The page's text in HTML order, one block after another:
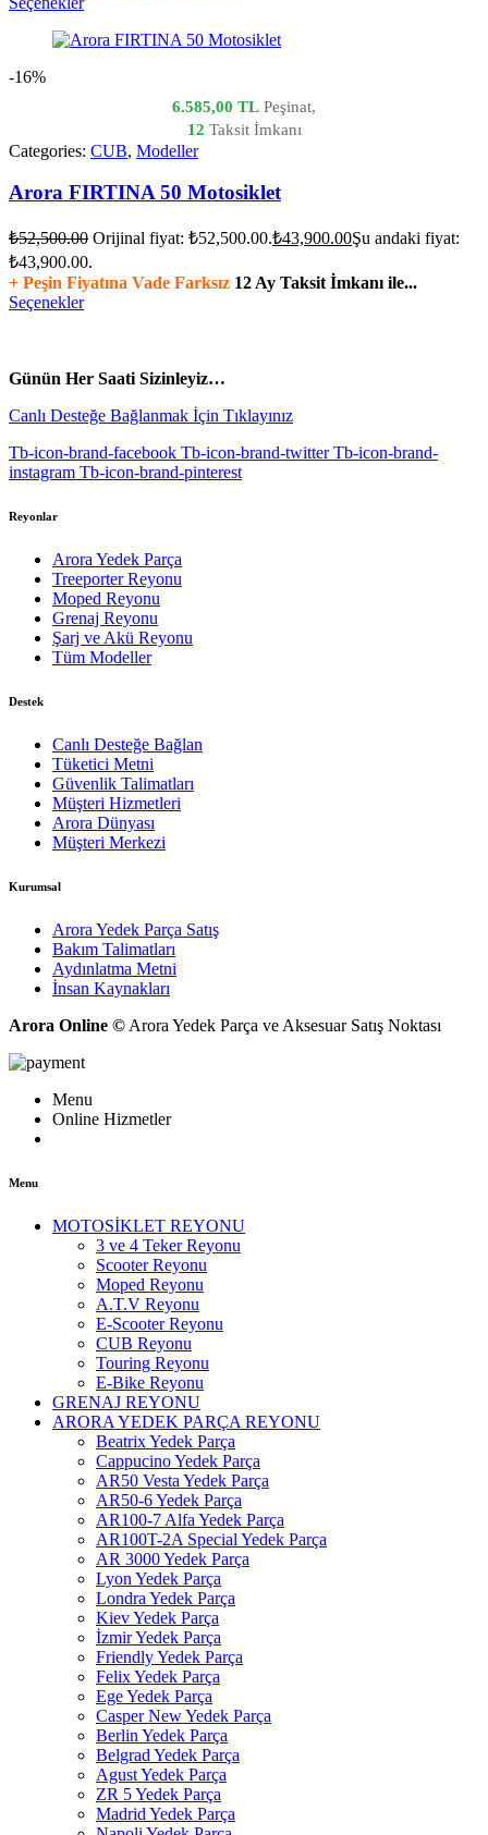
-16%
6.585,00 TL Peşinat,
12 Taksit İmkanı
Categories: CUB, Modeller
Arora FIRTINA 50 Motosiklet
₺52,500.00 Orijinal fiyat: ₺52,500.00.₺43,900.00Şu andaki fiyat:
₺43,900.00.
+ Peşin Fiyatına Vade Farksız 12 Ay Taksit İmkanı ile...
Seçenekler
Günün Her Saati Sizinleyiz…
Canlı Desteğe Bağlanmak İçin Tıklayınız
Tb-icon-brand-facebook Tb-icon-brand-twitter Tb-icon-brand-
instagram Tb-icon-brand-pinterest
Reyonlar
Arora Yedek Parça
Treeporter Reyonu
Moped Reyonu
Grenaj Reyonu
Şarj ve Akü Reyonu
Tüm Modeller
Destek
Canlı Desteğe Bağlan
Tüketici Metni
Güvenlik Talimatları
Müşteri Hizmetleri
Arora Dünyası
Müşteri Merkezi
Kurumsal
Arora Yedek Parça Satış
Bakım Talimatları
Aydınlatma Metni
İnsan Kaynakları
Arora Online © Arora Yedek Parça ve Aksesuar Satış Noktası
Menu
Online Hizmetler
Menu
MOTOSİKLET REYONU
3 ve 4 Teker Reyonu
Scooter Reyonu
Moped Reyonu
A.T.V Reyonu
E-Scooter Reyonu
CUB Reyonu
Touring Reyonu
E-Bike Reyonu
GRENAJ REYONU
ARORA YEDEK PARÇA REYONU
Beatrix Yedek Parça
Cappucino Yedek Parça
AR50 Vesta Yedek Parça
AR50-6 Yedek Parça
AR100-7 Alfa Yedek Parça
AR100T-2A Special Yedek Parça
AR 3000 Yedek Parça
Lyon Yedek Parça
Londra Yedek Parça
Kiev Yedek Parça
İzmir Yedek Parça
Friendly Yedek Parça
Felix Yedek Parça
Ege Yedek Parça
Casper New Yedek Parça
Berlin Yedek Parça
Belgrad Yedek Parça
Agust Yedek Parça
ZR 5 Yedek Parça
Madrid Yedek Parça